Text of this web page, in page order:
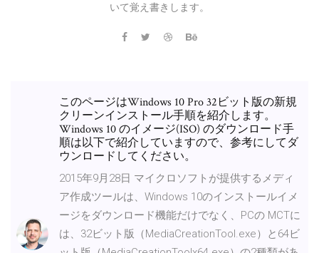
いて覚え書きします。
このページはWindows 10 Pro 32ビット版の新規
クリーンインストール手順を紹介します。
Windows 10 のイメージ(ISO) のダウンロード手
順は以下で紹介していますので、参考にしてダ
ウンロードしてください。
2015年9月28日 マイクロソフトが提供するメディ
ア作成ツールは、Windows 10のインストールイメ
ージをダウンロード機能だけでなく、PCの MCTに
は、32ビット版（MediaCreationTool.exe）と64ビ